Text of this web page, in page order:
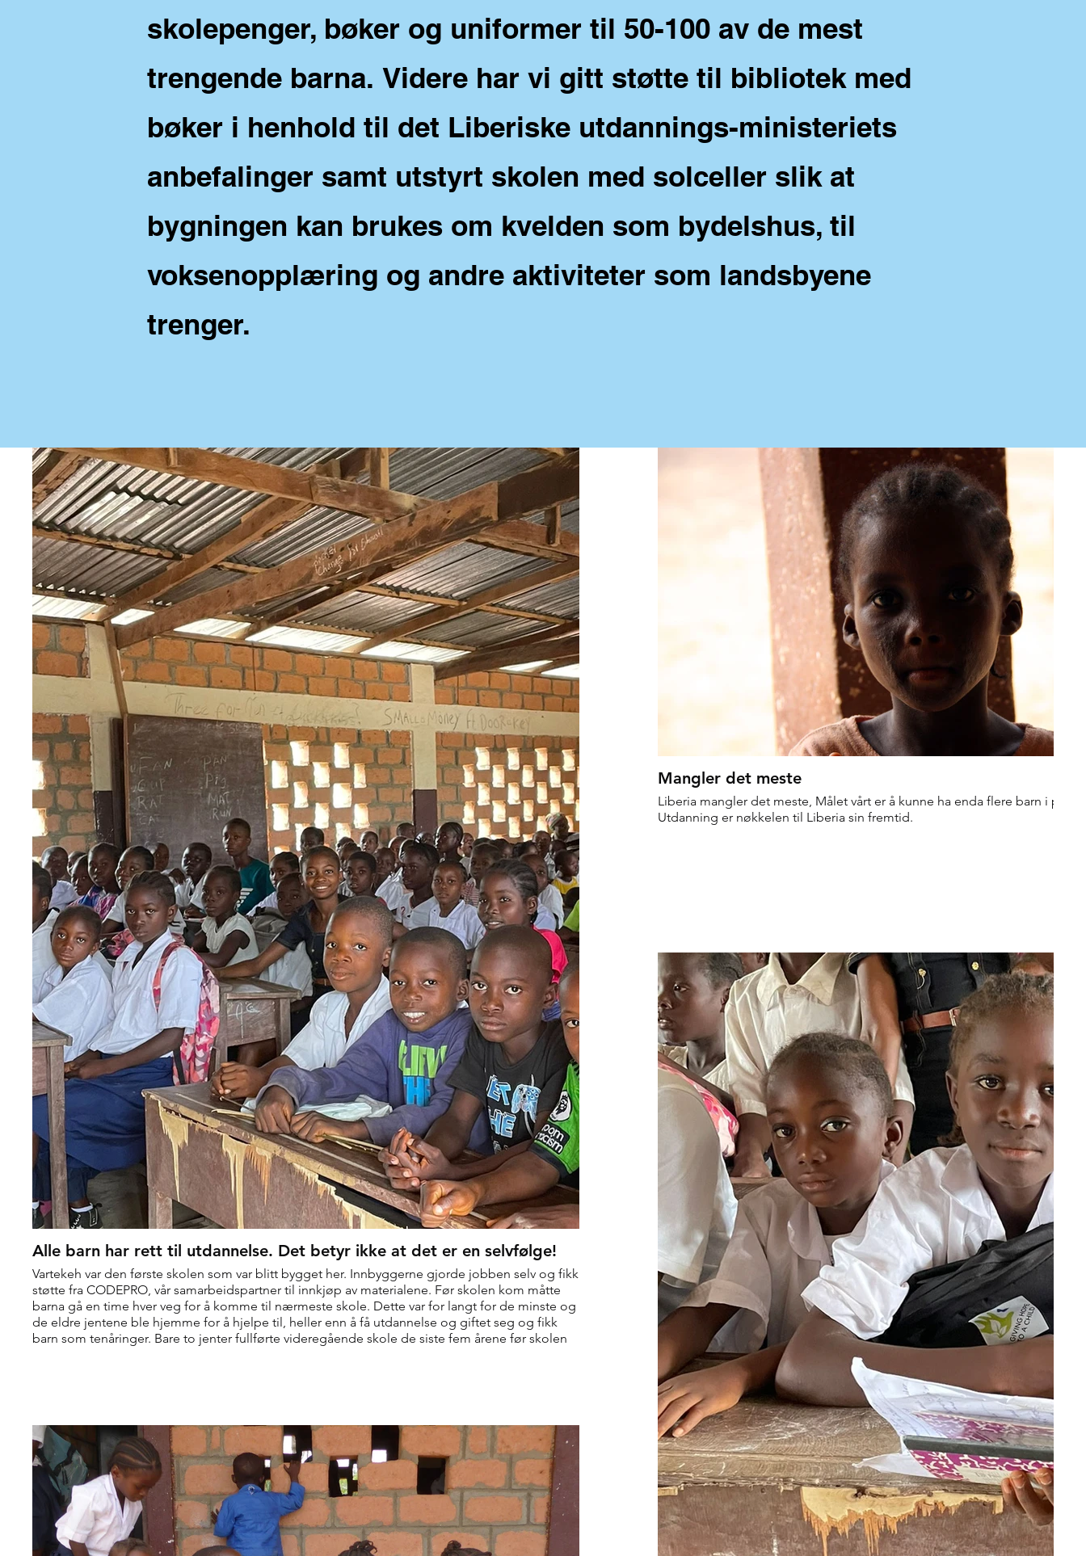
skolepenger, bøker og uniformer til 50-100 av de mest
trengende barna. Videre har vi gitt støtte til bibliotek med
bøker i henhold til det Liberiske utdannings-ministeriets
anbefalinger samt utstyrt skolen med solceller slik at
bygningen kan brukes om kvelden som bydelshus, til
voksenopplæring og andre aktiviteter som landsbyene
trenger.
Alle barn har rett til utdannelse. Det betyr ikke at det er en selvfølge!
Vartekeh var den første skolen som var blitt bygget her. Innbyggerne gjorde jobben selv og fikk
støtte fra CODEPRO, vår samarbeidspartner til innkjøp av materialene. Før skolen kom måtte
barna gå en time hver veg for å komme til nærmeste skole. Dette var for langt for de minste og
de eldre jentene ble hjemme for å hjelpe til, heller enn å få utdannelse og giftet seg og fikk
barn som tenåringer. Bare to jenter fullførte videregående skole de siste fem årene før skolen
Mangler det meste
Liberia mangler det meste, Målet vårt er å kunne ha enda flere barn i
Utdanning er nøkkelen til Liberia sin fremtid.